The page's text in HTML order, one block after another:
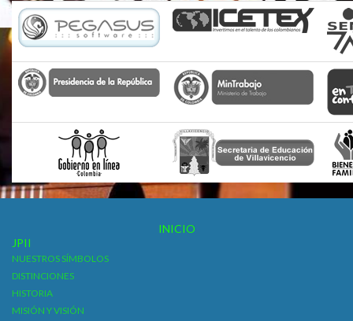
INICIO
JPII
NUESTROS SÍMBOLOS
DISTINCIONES
HISTORIA
MISIÓN Y VISIÓN